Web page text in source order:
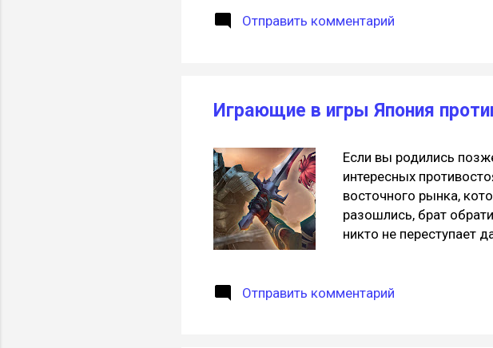
работа над EBITDA? -
острове Спокойствия.
праздник. — Сколько
Отправить комментарий
Играющие в игры Япония
Если вы родились
интересных
восточного рынка,
разошлись, брат
никто не переступает
выпустили новую
Отправить комментарий